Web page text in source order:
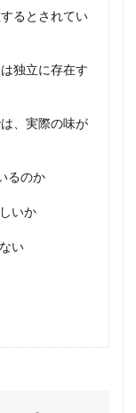
るとされてい
独立に存在す
、実際の味が
るのか
いか
い